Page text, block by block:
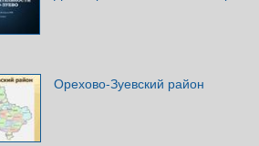
Орехово-Зуевский район